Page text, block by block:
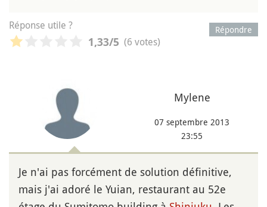
Répondre
Réponse utile ?
1,33/5 (6 votes)
Mylene
07 septembre 2013
23:55
Je n'ai pas forcément de solution définitive,
mais j'ai adoré le Yuian, restaurant au 52e